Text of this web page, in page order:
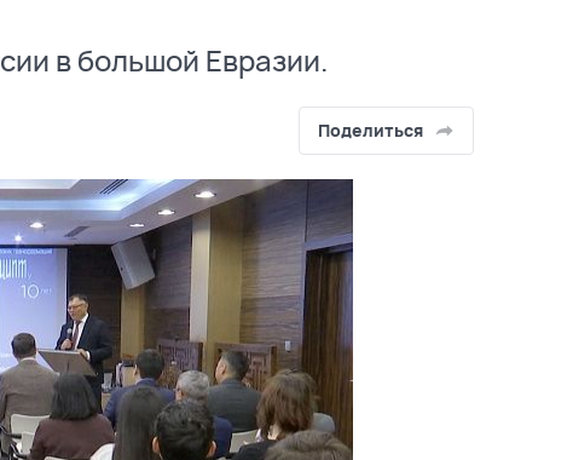
в большой Евразии.
Поделиться